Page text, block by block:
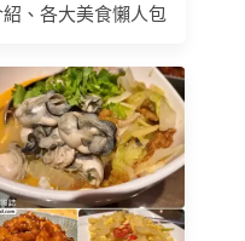
、各大美食懶人包